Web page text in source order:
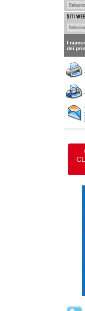
I
dei